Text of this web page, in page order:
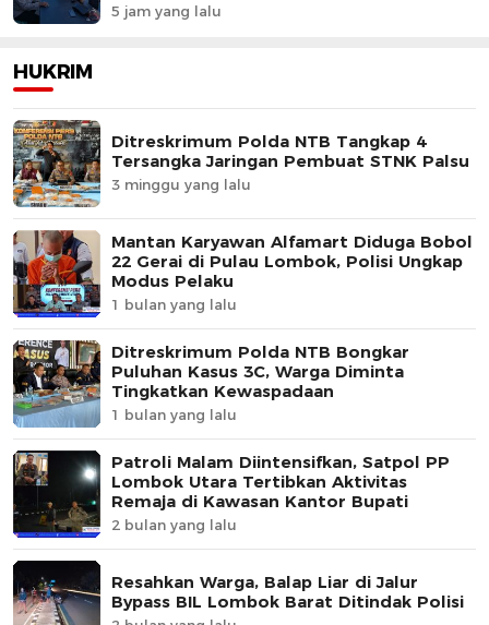
5 jam yang lalu
HUKRIM
Ditreskrimum Polda NTB Tangkap 4
Tersangka Jaringan Pembuat STNK Palsu
3 minggu yang lalu
Mantan Karyawan Alfamart Diduga Bobol
22 Gerai di Pulau Lombok, Polisi Ungkap
Modus Pelaku
1 bulan yang lalu
Ditreskrimum Polda NTB Bongkar
Puluhan Kasus 3C, Warga Diminta
Tingkatkan Kewaspadaan
1 bulan yang lalu
Patroli Malam Diintensifkan, Satpol PP
Lombok Utara Tertibkan Aktivitas
Remaja di Kawasan Kantor Bupati
2 bulan yang lalu
Resahkan Warga, Balap Liar di Jalur
Bypass BIL Lombok Barat Ditindak Polisi